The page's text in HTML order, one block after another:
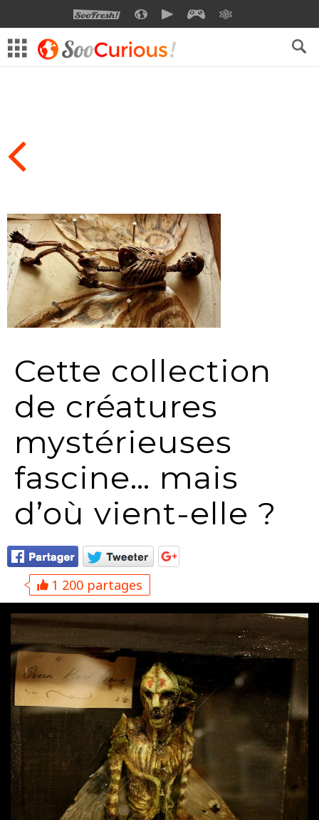
SOOFRESHSOOCURIOUSSOOMOTIONSOOGEEK
Cette collection
de créatures
mystérieuses
fascine… mais
d’où vient-elle ?
1 200 partages